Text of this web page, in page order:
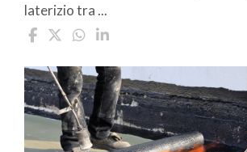
laterizio tra ...